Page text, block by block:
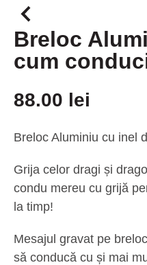
Breloc
cum
88.00 lei
Breloc Aluminiu cu inel
Grija celor dragi și
condu mereu cu grijă
la timp!
Mesajul gravat pe
să conducă cu și mai